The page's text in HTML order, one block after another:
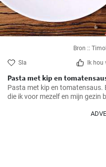
Bron ::
Sla Ik hou
Pasta met kip en
Pasta met kip en tomatensaus.
die ik voor mezelf en mijn gezin